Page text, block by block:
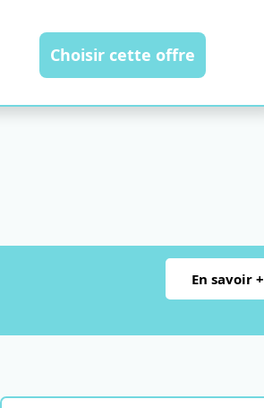
Choisir cette offre
En savoir +